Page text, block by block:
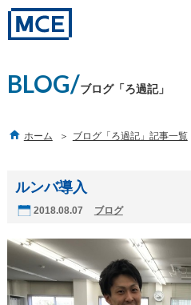
BLOG/ブログ「ろ過記」
 ホーム ブログ「ろ過記」記事一覧
ルンバ導入
2018.08.07 ブログ